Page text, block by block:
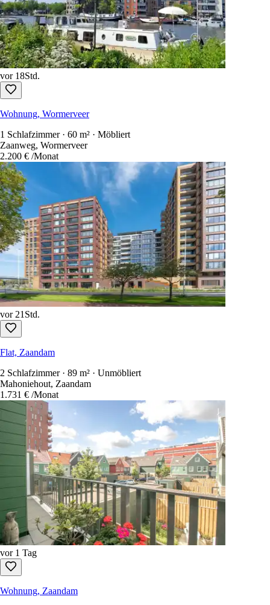
vor 18Std.
Wohnung, Wormerveer
1 Schlafzimmer · 60 m² · Möbliert
Zaanweg, Wormerveer
2.200 € /Monat
vor 21Std.
Flat, Zaandam
2 Schlafzimmer · 89 m² · Unmöbliert
Mahoniehout, Zaandam
1.731 € /Monat
vor 1 Tag
Wohnung, Zaandam